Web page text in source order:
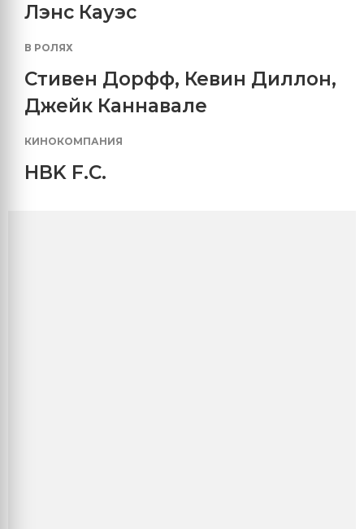
Лэнс Кауэс
В РОЛЯХ
Стивен Дорфф, Кевин Диллон,
Джейк Каннавале
КИНОКОМПАНИЯ
HBK F.C.